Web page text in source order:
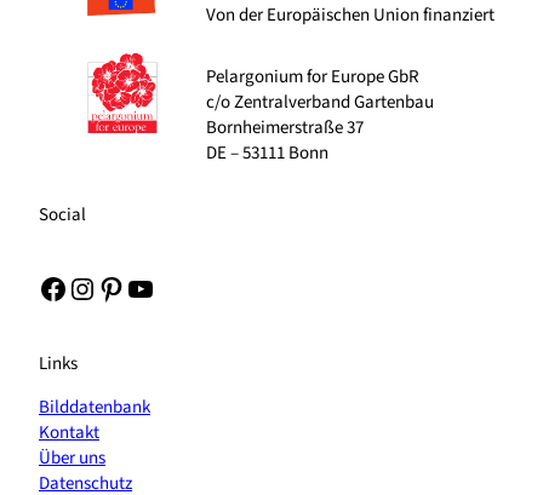
Von der Europäischen Union finanziert
Pelargonium for Europe GbR
c/o Zentralverband Gartenbau
Bornheimerstraße 37
DE – 53111 Bonn
Social
Facebook Instagram Pinterest YouTube
Links
Bilddatenbank
Kontakt
Über uns
Datenschutz